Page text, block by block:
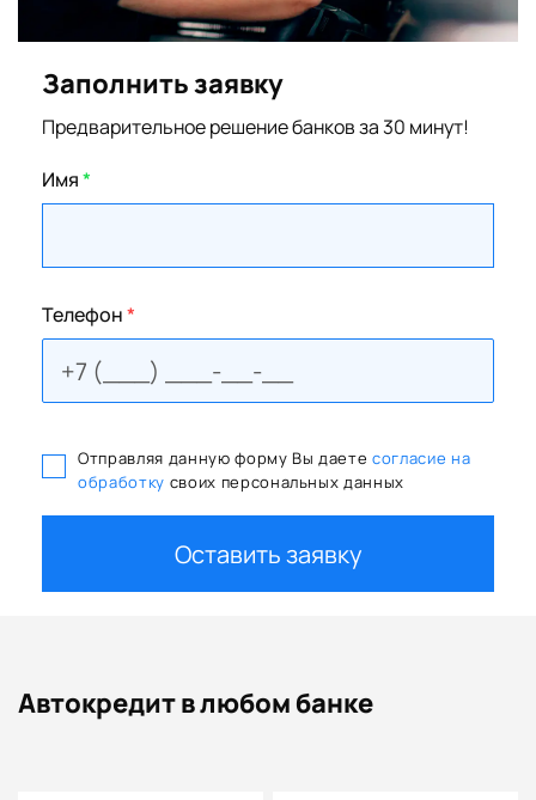
Заполнить заявку
Предварительное решение банков за 30 минут!
Имя*
Телефон*
Отправляя данную форму Вы даете согласие на
обработку своих персональных данных
Оставить заявку
Автокредит в любом банке